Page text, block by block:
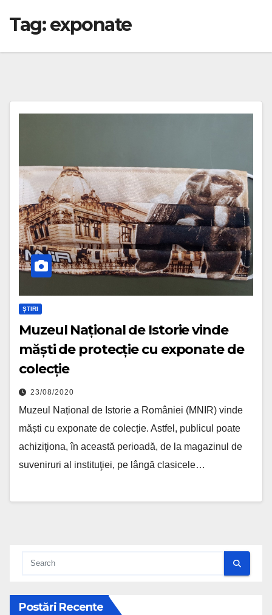
Tag:exponate
ȘTIRI
Muzeul Național de Istorie vinde
măști de protecție cu exponate de
colecție
23/08/2020
Muzeul Național de Istorie a României (MNIR) vinde
măști cu exponate de colecție. Astfel, publicul poate
achiziţiona, în această perioadă, de la magazinul de
suveniruri al instituţiei, pe lângă clasicele…
Postări Recente